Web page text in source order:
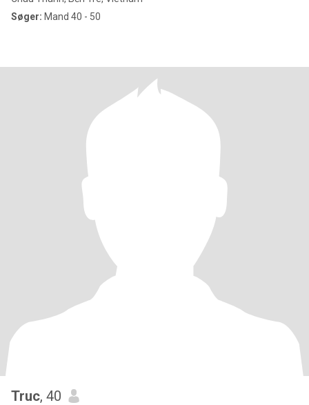
Søger: Mand 40 - 50
Truc, 40